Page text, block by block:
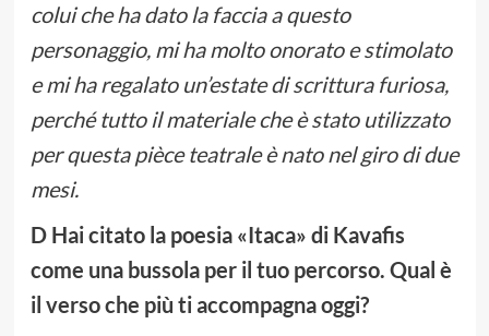
colui che ha dato la faccia a questo
personaggio, mi ha molto onorato e stimolato
e mi ha regalato un’estate di scrittura furiosa,
perché tutto il materiale che è stato utilizzato
per questa pièce teatrale è nato nel giro di due
mesi.
D Hai citato la poesia «Itaca» di Kavafis
come una bussola per il tuo percorso. Qual è
il verso che più ti accompagna oggi?